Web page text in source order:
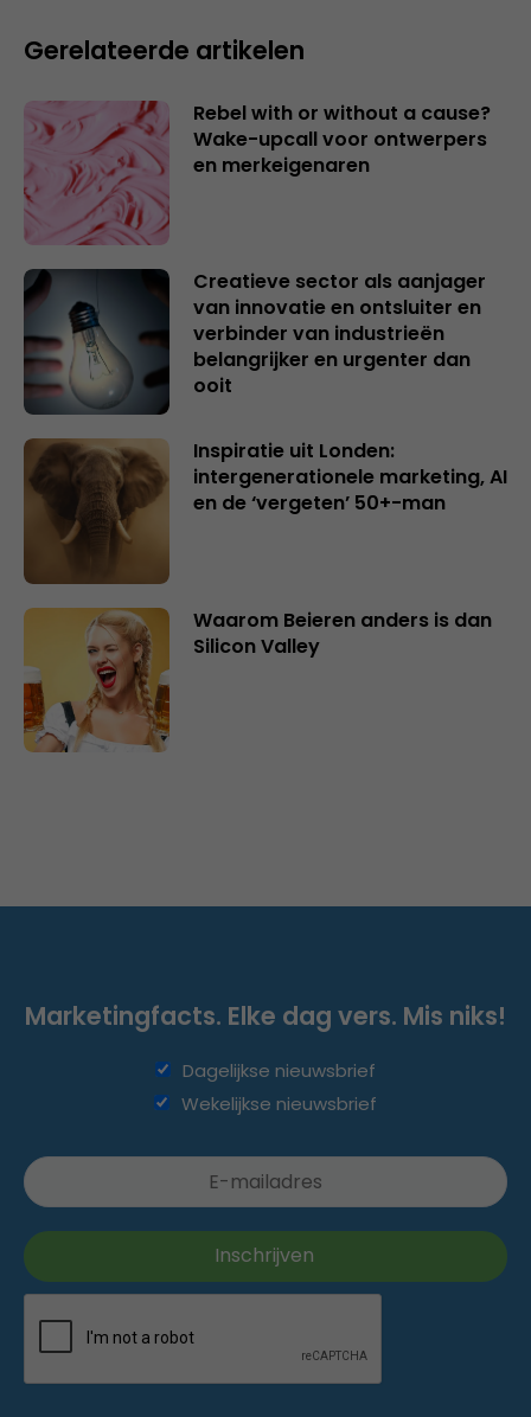
Gerelateerde artikelen
Rebel with or without a cause?
Wake-upcall voor ontwerpers
en merkeigenaren
Creatieve sector als aanjager
van innovatie en ontsluiter en
verbinder van industrieën
belangrijker en urgenter dan
ooit
Inspiratie uit Londen:
intergenerationele marketing, AI
en de ‘vergeten’ 50+-man
Waarom Beieren anders is dan
Silicon Valley
Marketingfacts. Elke dag vers. Mis niks!
Dagelijkse nieuwsbrief
Wekelijkse nieuwsbrief